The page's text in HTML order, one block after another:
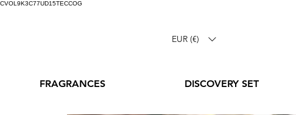
CVOL9K3C77UD15TECCOG
EUR (€)
FRAGRANCES DISCOVERY SET